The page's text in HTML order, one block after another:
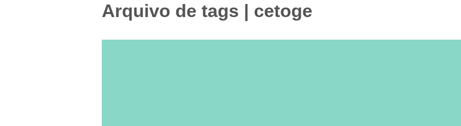
Arquivo de tags | cetoge